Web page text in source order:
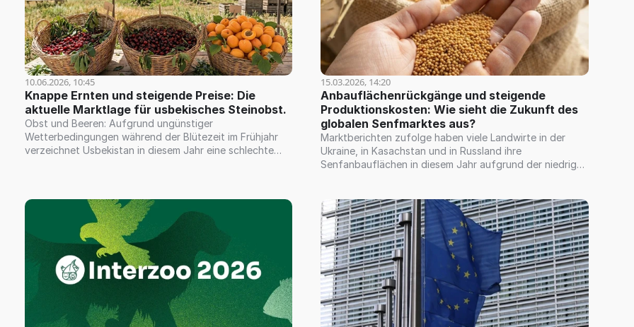
10.06.2026, 10:45
Knappe Ernten und steigende Preise: Die
aktuelle Marktlage für usbekisches Steinobst.
Obst und Beeren: Aufgrund ungünstiger
Wetterbedingungen während der Blütezeit im Frühjahr
verzeichnet Usbekistan in diesem Jahr eine schlechte
Vorjahresvolumens; dies trieb die Preise in die Höhe,
wobei die Verkäufe zwischen 8,00 $ und 12,00 $ (FCA
Taschkent) lagen. Die Aprikosenernte ist derzeit in
vollem Gange, und die Preise bleiben sehr hoch, was
folglich die Marktpreise für getrocknete und gefrorene
Aprikosen nach oben treibt.
15.03.2026, 14:20
Anbauflächenrückgänge und steigende
Produktionskosten: Wie sieht die Zukunft des
globalen Senfmarktes aus?
Marktberichten zufolge haben viele Landwirte in der
Ukraine, in Kasachstan und in Russland ihre
Senfanbauflächen in diesem Jahr aufgrund der niedrigen
hohen Ernteertrag erzielt, rechnen wir mit einem
Preisanstieg für die neue Ernte.